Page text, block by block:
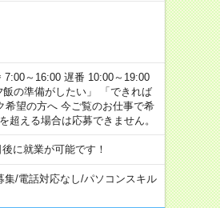
～16:00 遅番 10:00～19:00
の準備がしたい」 「できれば
望の方へ 今ご覧のお仕事で希
超える場合は応募できません。
に就業が可能です！
集/電話対応なし/パソコンスキル